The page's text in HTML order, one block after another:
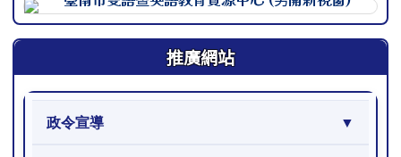
連至 http://
推廣網站
政令宣導